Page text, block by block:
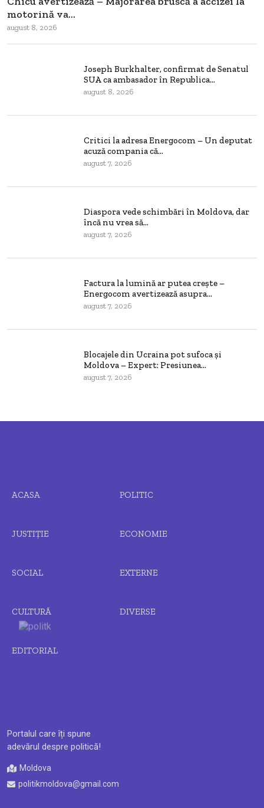
motorină va...
august 8, 2026
Joseph Burkhalter, confirmat de Senatul
SUA ca ambasador în Republica...
august 8, 2026
Critici la adresa Energocom – Un deputat
acuză compania că...
august 7, 2026
Diaspora vede schimbări în Moldova, dar
încă nu vrea să...
august 7, 2026
Factura la lumină ar putea crește –
Energocom avertizează asupra...
august 7, 2026
Blocajele din Ucraina pot sufoca și
Moldova – Expert: Presiunea...
august 7, 2026
Portalul care îți spune
adevărul despre politică!
Moldova
politikmoldova@gmail.com
ACASA POLITIC
JUSTIȚIE ECONOMIE
SOCIAL EXTERNE
CULTURĂ DIVERSE
EDITORIAL